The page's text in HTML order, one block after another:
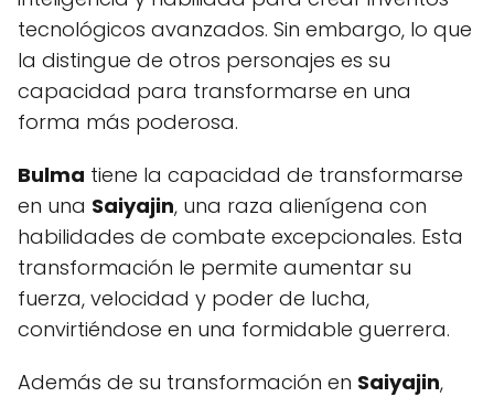
tecnológicos avanzados. Sin embargo, lo que
la distingue de otros personajes es su
capacidad para transformarse en una
forma más poderosa.
Bulma tiene la capacidad de transformarse
en una Saiyajin, una raza alienígena con
habilidades de combate excepcionales. Esta
transformación le permite aumentar su
fuerza, velocidad y poder de lucha,
convirtiéndose en una formidable guerrera.
Además de su transformación en Saiyajin,